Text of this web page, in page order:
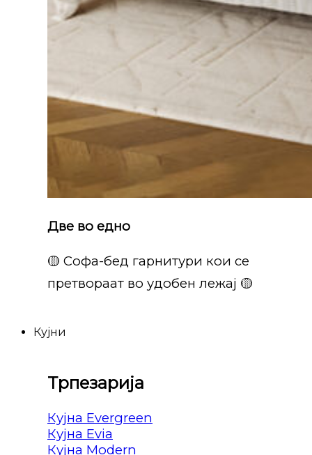
Две во едно
🟡 Софа-бед гарнитури кои се
претвораат во удобен лежај 🟡
Кујни
Трпезарија
Кујна Evergreen
Кујна Evia
Кујна Modern